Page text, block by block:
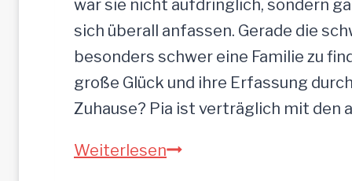
war sie nicht aufdringlich, sondern
sich überall anfassen. Gerade die
besonders schwer eine Familie zu
große Glück und ihre Erfassung
Zuhause? Pia ist verträglich mit den
WeiterlesenPIA-